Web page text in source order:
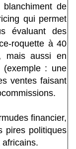
de
qui permet
évaluant des
roquette à 40
mais aussi en
(exemple : une
ventes faisant
financier,
pires politiques